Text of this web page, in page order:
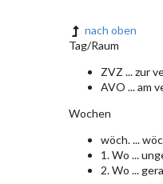
nach oben
Tag/Raum
ZVZ ... zur
AVO ... am
Wochen
wöch. ...
1. Wo ...
2. Wo ...